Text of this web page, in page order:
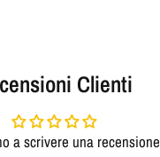
Clienti
a scrivere una recensione